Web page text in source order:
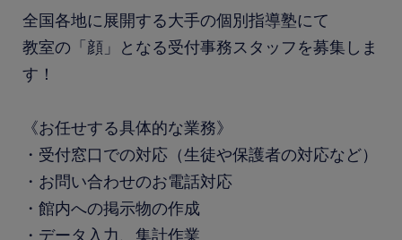
全国各地に展開する大手の個別指導塾にて
教室の「顔」となる受付事務スタッフを募集しま
す！
《お任せする具体的な業務》
・受付窓口での対応（生徒や保護者の対応など）
・お問い合わせのお電話対応
・館内への掲示物の作成
・データ入力、集計作業